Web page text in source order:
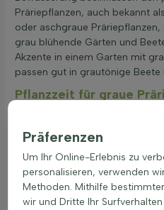
Präriepflanzen, auch bekannt
oder aschgraue
grau blühende Gärten und
Akzente in einem Garten mit
passen gut in grautönige Beete
Pflanzzeit für graue
gepflanzt werden, wenn sie in
bei Frost. Pflanzen mit
sollten im Frühjahr oder Herbst
Pflanzabstände für grautönige
der Art, der Größe beim
Informationen zur Anzahl der
Präferenzen
Um Ihr Online-Erlebnis zu
personalisieren, verwenden
Methoden. Mithilfe
wir und Dritte Ihr